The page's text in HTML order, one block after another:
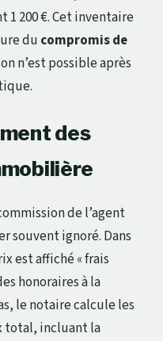
200 €. Cet inventaire
du compromis de
n’est possible après
des
de l’agent
souvent ignoré. Dans
est affiché « frais
honoraires à la
le notaire calcule les
total, incluant la